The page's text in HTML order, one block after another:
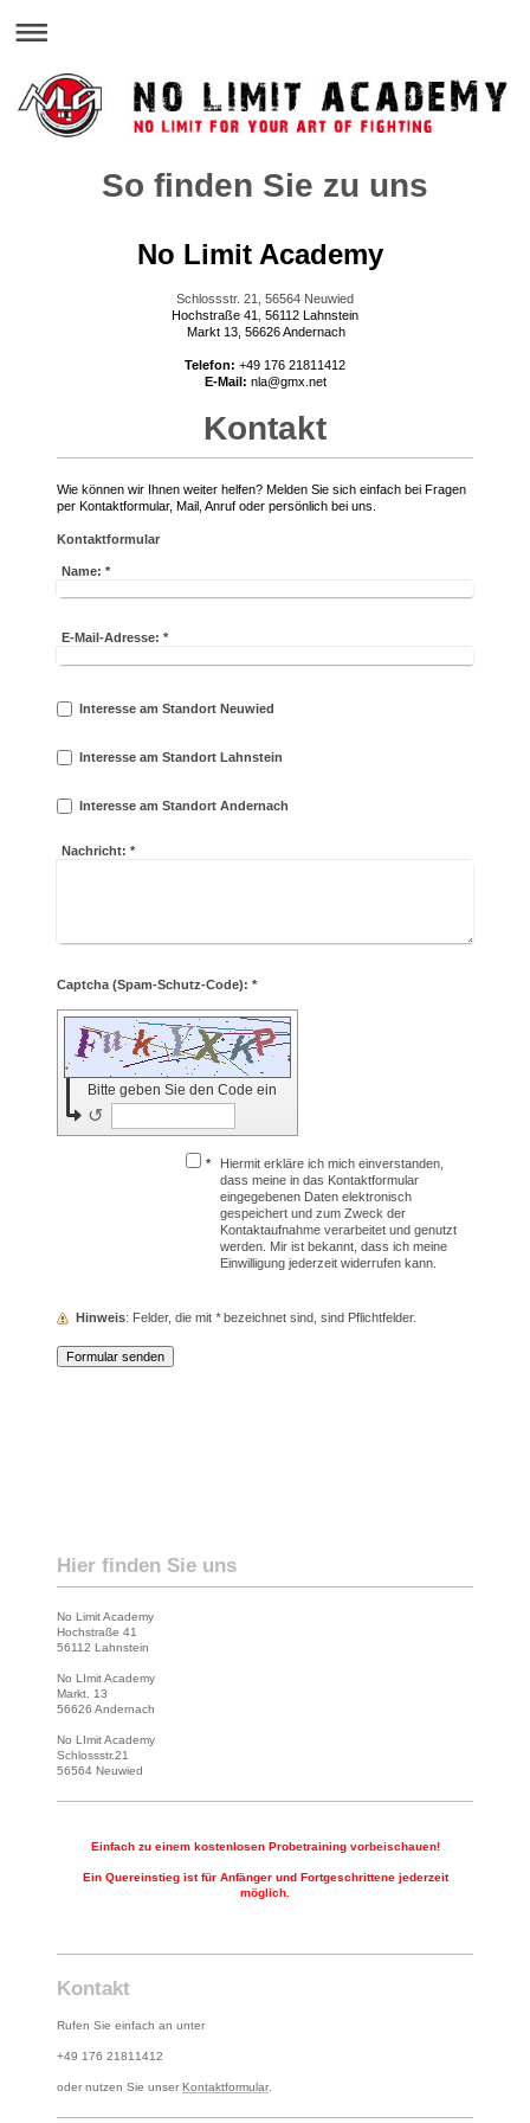
So finden Sie zu uns
No Limit Academy
Schlossstr. 21, 56564 Neuwied
Hochstraße 41
56112 Lahnstein
Markt 13, 56626 Andernach
Telefon: +49 176 21811412
E-Mail: nla@gmx.net
Kontakt
Wie können wir Ihnen weiter helfen? Melden Sie sich einfach bei Fragen
per Kontaktformular, Mail, Anruf oder persönlich bei uns.
Kontaktformular
Name: *
E-Mail-Adresse: *
Interesse am Standort Neuwied
Interesse am Standort Lahnstein
Interesse am Standort Andernach
Nachricht: *
Captcha (Spam-Schutz-Code): *
Bitte geben Sie den Code ein
↺
*
Hiermit erkläre ich mich einverstanden,
dass meine in das Kontaktformular
eingegebenen Daten elektronisch
gespeichert und zum Zweck der
Kontaktaufnahme verarbeitet und genutzt
werden. Mir ist bekannt, dass ich meine
Einwilligung jederzeit widerrufen kann.
Hinweis : Felder, die mit *bezeichnet sind, sind Pflichtfelder.
Hier finden Sie uns
No Limit Academy
Hochstraße 41
56112 Lahnstein
No LImit Academy
Markt. 13
56626 Andernach
No LImit Academy
Schlossstr.21
56564 Neuwied
Einfach zu einem kostenlosen Probetraining vorbeischauen!
Ein Quereinstieg ist für Anfänger und Fortgeschrittene jederzeit
möglich.
Kontakt
Rufen Sie einfach an unter
+49 176 21811412
oder nutzen Sie unser Kontaktformular